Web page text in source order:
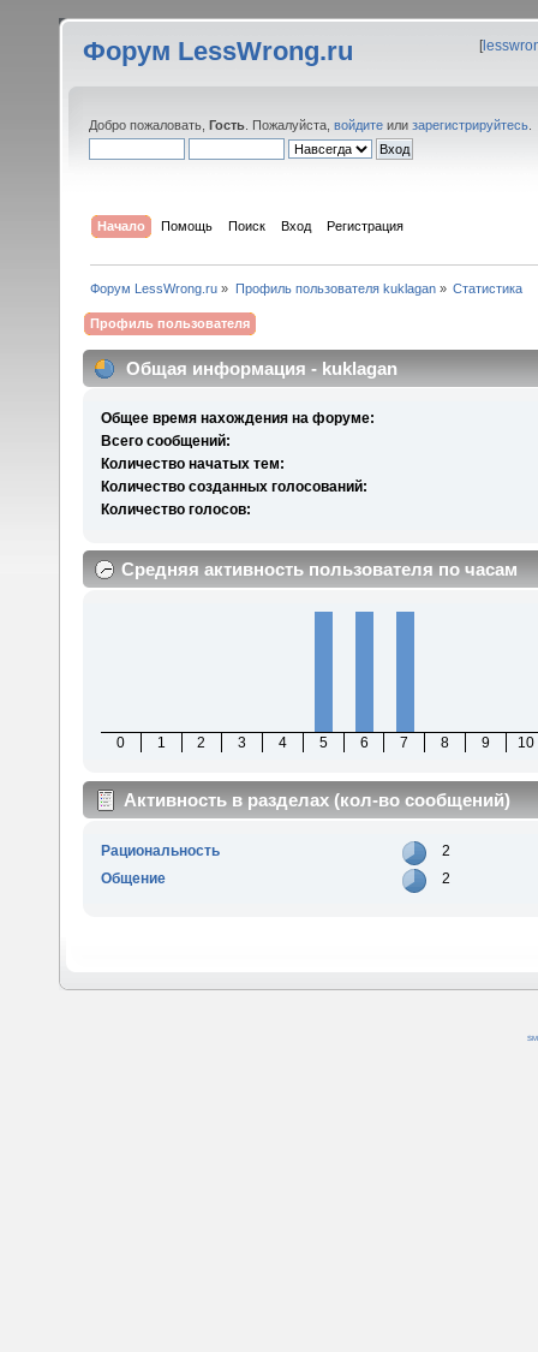
Форум LessWrong.ru [
Добро пожаловать, Гость . Пожалуйста, войдите или зарегистрируйтесь
Начало Помощь Поиск Вход Регистрация
Форум LessWrong.ru » Профиль пользователя kuklagan» Статистика
Профиль пользователя
Общая информация - kuklagan
Общее время нахождения на форуме:
Всего сообщений:
Количество начатых тем:
Количество созданных голосований:
Количество голосов:
Средняя активность пользователя по часам
0 1 2 3 4 5 6 7 8 9 10
Активность в разделах (кол-во сообщений)
Рациональность
2
Общение
2